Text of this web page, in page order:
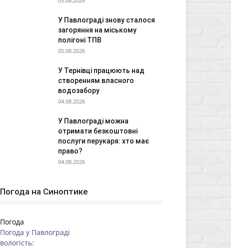
У Павлограді знову сталося
загоряння на міському
полігоні ТПВ
05.08.2026
У Тернівці працюють над
створенням власного
водозабору
04.08.2026
У Павлограді можна
отримати безкоштовні
послуги перукаря: хто має
право?
04.08.2026
Погода на Синоптике
Погода
Погода у Павлограді
вологість: